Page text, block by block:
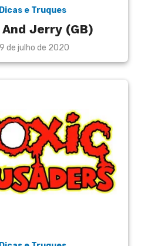
Dicas e Truques
And Jerry (GB)
de julho de 2020